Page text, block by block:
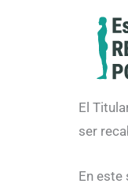
El
ser
En este